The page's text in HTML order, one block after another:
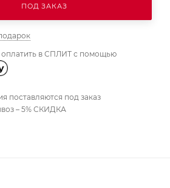
ПОД ЗАКАЗ
в СПЛИТ с помощью
поставляются под заказ
– 5% СКИДКА